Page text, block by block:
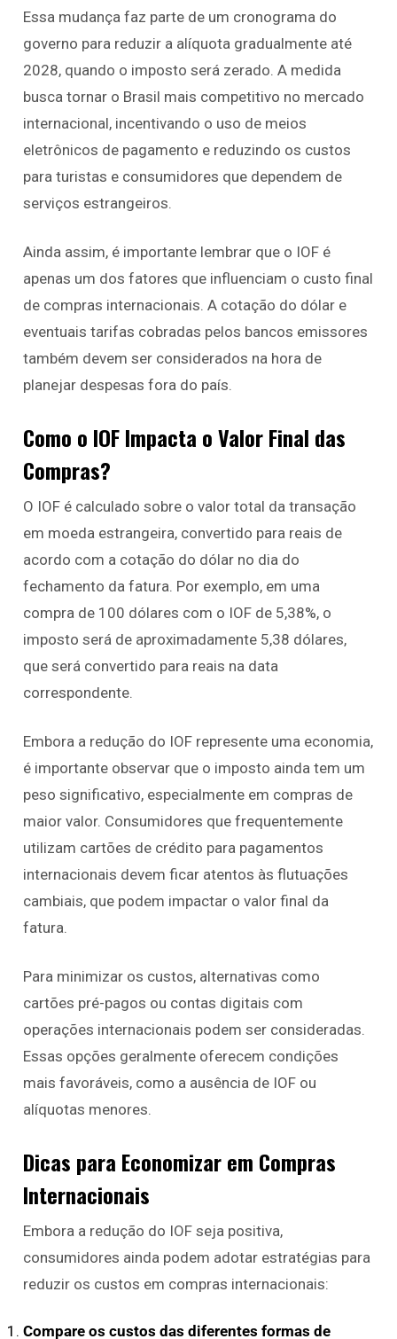
Essa mudança faz parte de um cronograma do
governo para reduzir a alíquota gradualmente até
2028, quando o imposto será zerado. A medida
busca tornar o Brasil mais competitivo no mercado
internacional, incentivando o uso de meios
eletrônicos de pagamento e reduzindo os custos
para turistas e consumidores que dependem de
serviços estrangeiros.
Ainda assim, é importante lembrar que o IOF é
apenas um dos fatores que influenciam o custo final
de compras internacionais. A cotação do dólar e
eventuais tarifas cobradas pelos bancos emissores
também devem ser considerados na hora de
planejar despesas fora do país.
Como o IOF Impacta o Valor Final das
Compras?
O IOF é calculado sobre o valor total da transação
em moeda estrangeira, convertido para reais de
acordo com a cotação do dólar no dia do
fechamento da fatura. Por exemplo, em uma
compra de 100 dólares com o IOF de 5,38%, o
imposto será de aproximadamente 5,38 dólares,
que será convertido para reais na data
correspondente.
Embora a redução do IOF represente uma economia,
é importante observar que o imposto ainda tem um
peso significativo, especialmente em compras de
maior valor. Consumidores que frequentemente
utilizam cartões de crédito para pagamentos
internacionais devem ficar atentos às flutuações
cambiais, que podem impactar o valor final da
fatura.
Para minimizar os custos, alternativas como
cartões pré-pagos ou contas digitais com
operações internacionais podem ser consideradas.
Essas opções geralmente oferecem condições
mais favoráveis, como a ausência de IOF ou
alíquotas menores.
Dicas para Economizar em Compras
Internacionais
Embora a redução do IOF seja positiva,
consumidores ainda podem adotar estratégias para
reduzir os custos em compras internacionais:
Compare os custos das diferentes formas de